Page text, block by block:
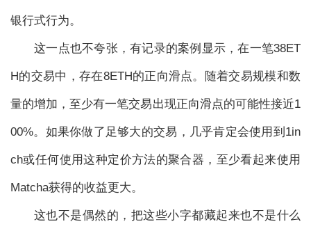
银行式行为。
这一点也不夸张，有记录的案例显示，在一笔38ET
H的交易中，存在8ETH的正向滑点。随着交易规模和数
量的增加，至少有一笔交易出现正向滑点的可能性接近1
00%。如果你做了足够大的交易，几乎肯定会使用到1in
ch或任何使用这种定价方法的聚合器，至少看起来使用
Matcha获得的收益更大。
这也不是偶然的，把这些小字都藏起来也不是什么